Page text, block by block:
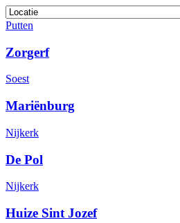
Putten
Zorgerf
Soest
Mariënburg
Nijkerk
De Pol
Nijkerk
Huize Sint Jozef